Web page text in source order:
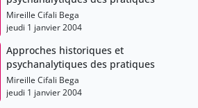
Mireille Cifali Bega
jeudi 1 janvier 2004
Approches historiques et
psychanalytiques des pratiques
Mireille Cifali Bega
jeudi 1 janvier 2004